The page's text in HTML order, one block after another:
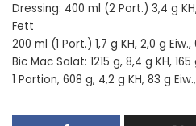
Dressing: 400 ml (2 Port.) 3,4 g
Fett
200 ml (1 Port.) 1,7 g KH, 2,0 g
Bic Mac Salat: 1215 g, 8,4 g KH,
1 Portion, 608 g, 4,2 g KH, 83 g